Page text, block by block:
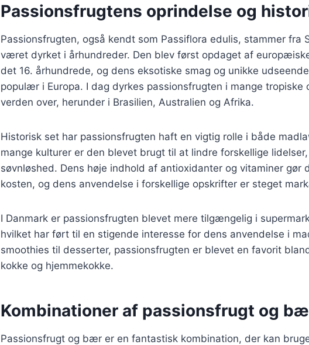
Passionsfrugtens oprindelse og
Passionsfrugten, også kendt som Passiflora edulis, stammer fra
været dyrket i århundreder. Den blev først opdaget af
det 16. århundrede, og dens eksotiske smag og unikke
populær i Europa. I dag dyrkes passionsfrugten i mange tropiske
verden over, herunder i Brasilien, Australien og Afrika.
Historisk set har passionsfrugten haft en vigtig rolle i både
mange kulturer er den blevet brugt til at lindre forskellige
søvnløshed. Dens høje indhold af antioxidanter og vitaminer gør
kosten, og dens anvendelse i forskellige opskrifter er steget
I Danmark er passionsfrugten blevet mere tilgængelig i
hvilket har ført til en stigende interesse for dens anvendelse i
smoothies til desserter, passionsfrugten er blevet en favorit
kokke og hjemmekokke.
Kombinationer af passionsfrugt og
Passionsfrugt og bær er en fantastisk kombination, der kan